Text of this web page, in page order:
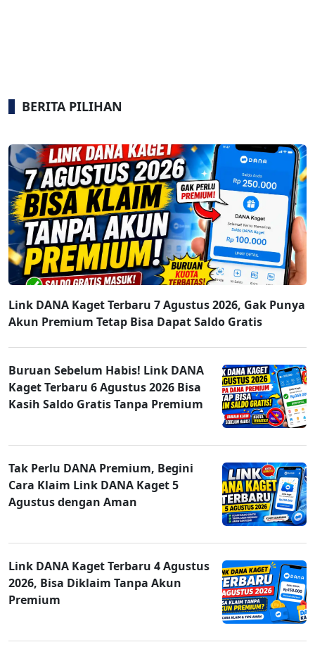
BERITA PILIHAN
Link DANA Kaget Terbaru 7 Agustus 2026, Gak Punya
Akun Premium Tetap Bisa Dapat Saldo Gratis
Buruan Sebelum Habis! Link DANA
Kaget Terbaru 6 Agustus 2026 Bisa
Kasih Saldo Gratis Tanpa Premium
Tak Perlu DANA Premium, Begini
Cara Klaim Link DANA Kaget 5
Agustus dengan Aman
Link DANA Kaget Terbaru 4 Agustus
2026, Bisa Diklaim Tanpa Akun
Premium